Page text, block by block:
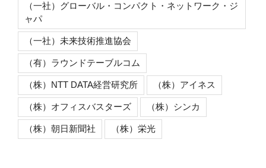
（一社）グローバル・コンパクト・ネットワーク・ジ
ャパ
（一社）未来技術推進協会
（有）ラウンドテーブルコム
（株）NTT DATA経営研究所 （株）アイネス
（株）オフィスバスターズ （株）シンカ
（株）朝日新聞社 （株）栄光